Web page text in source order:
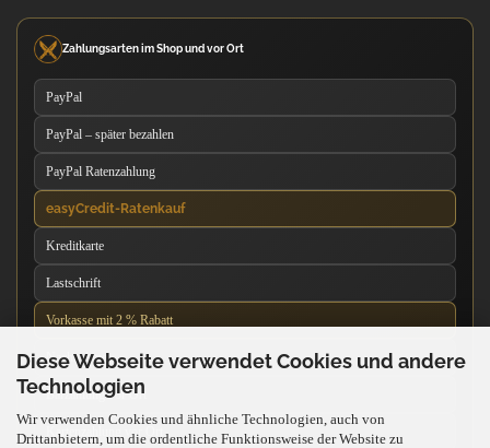
Diese Webseite verwendet Cookies und andere
Technologien
Wir verwenden Cookies und ähnliche Technologien, auch von
Drittanbietern, um die ordentliche Funktionsweise der Website zu
Zahlungsarten im Shop und vor Ort
PayPal
PayPal – später bezahlen
PayPal Ratenzahlung
easyCredit-Ratenkauf
Kreditkarte
Lastschrift
Vorkasse mit 2 % Rabatt
Nachnahme
Barzahlung vor Ort
Kartenzahlung vor Ort